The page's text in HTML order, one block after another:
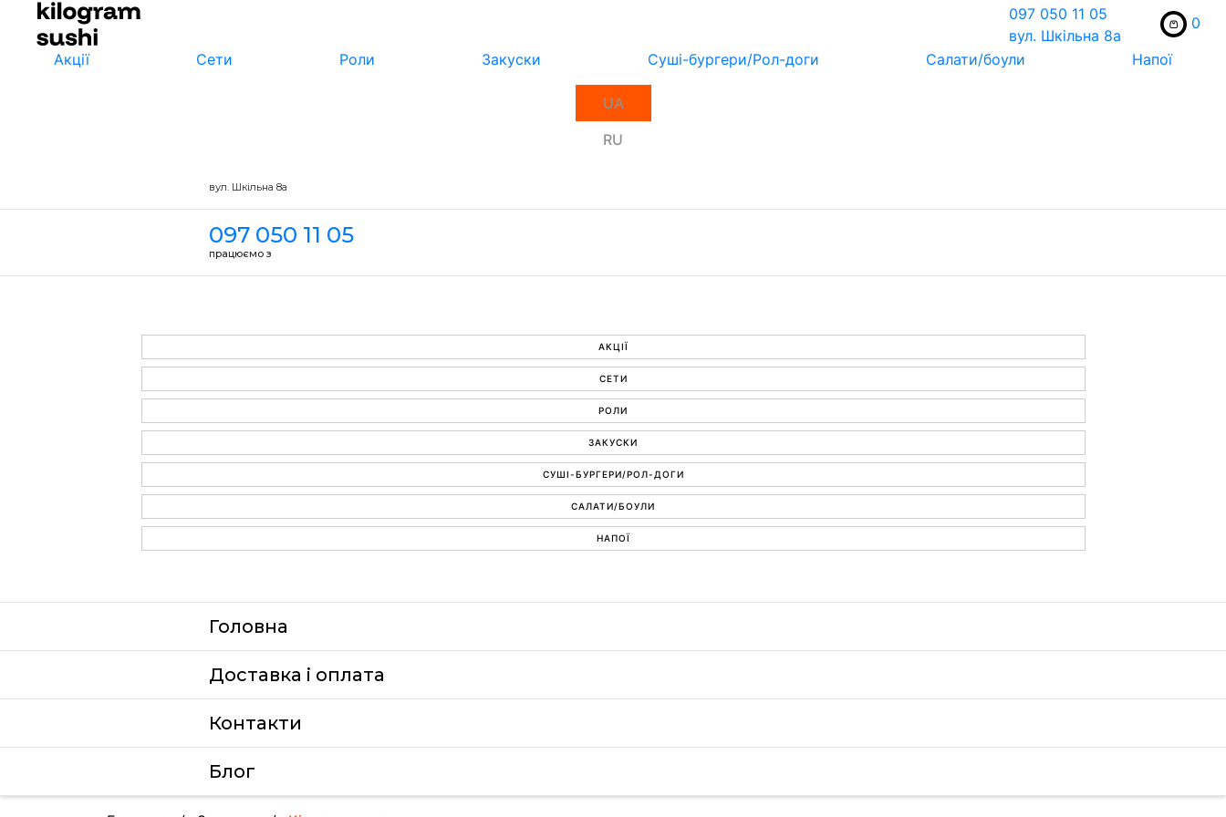
097 050 11 05
вул. Шкільна 8а
0
Акції Сети Роли Закуски Суші-бургери/Рол-доги Салати/боули Напої
UA
RU
вул. Шкільна 8а
097 050 11 05
працюємо з
АКЦІЇ
СЕТИ
РОЛИ
ЗАКУСКИ
СУШІ-БУРГЕРИ/РОЛ-ДОГИ
САЛАТИ/БОУЛИ
НАПОЇ
Головна
Доставка i оплата
Контакти
Блог